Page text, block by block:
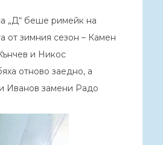
„Д“ беше римейк на
от зимния сезон – Камен
и Никос
отново заедно, а
Иванов замени Радо